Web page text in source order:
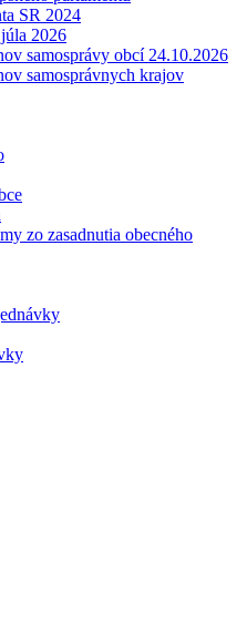
SR 2024
2026
samosprávy obcí 24.10.2026
samosprávnych krajov
zo zasadnutia obecného